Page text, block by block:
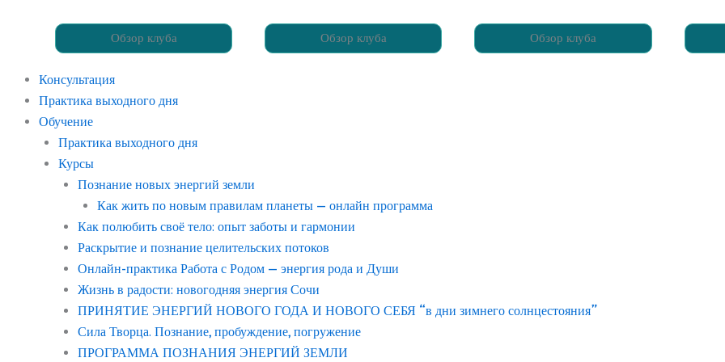
Обзор клуба Обзор клуба Обзор клуба
Консультация
Практика выходного дня
Обучение
Практика выходного дня
Курсы
Познание новых энергий земли
Как жить по новым правилам планеты — онлайн программа
Как полюбить своё тело: опыт заботы и гармонии
Раскрытие и познание целительских потоков
Онлайн-практика Работа с Родом — энергия рода и Души
Жизнь в радости: новогодняя энергия Сочи
ПРИНЯТИЕ ЭНЕРГИЙ НОВОГО ГОДА И НОВОГО СЕБЯ “в дни зимнего солнцестояния”
Сила Творца. Познание, пробуждение, погружение
ПРОГРАММА ПОЗНАНИЯ ЭНЕРГИЙ ЗЕМЛИ